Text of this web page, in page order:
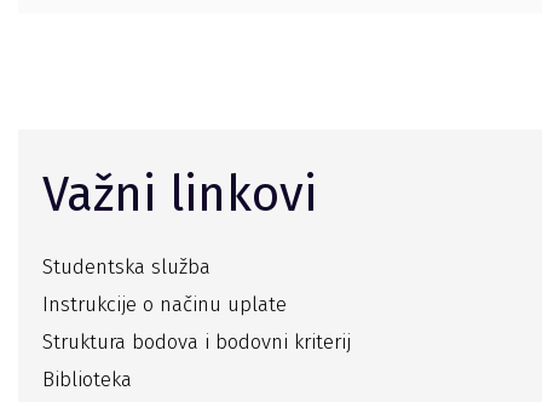
Važni linkovi
Studentska služba
Instrukcije o načinu uplate
Struktura bodova i bodovni kriterij
Biblioteka